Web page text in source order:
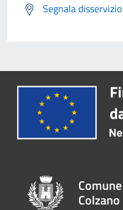
Segnala disservizio
Colzano